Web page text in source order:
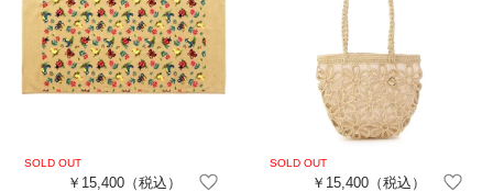
￥15,400（税込） ￥15,400 （税込）